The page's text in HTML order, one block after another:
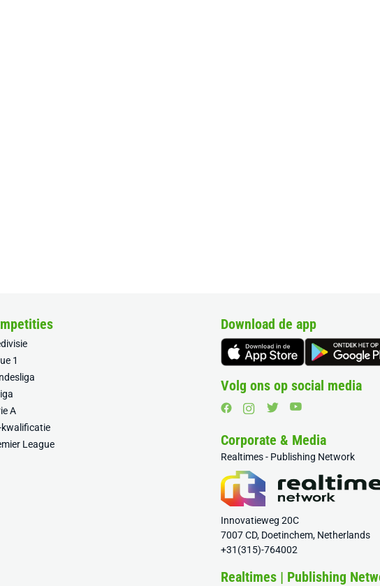
1
A
kwalificatie
League
Download de app
Volg ons op social media
Corporate & Media
Realtimes - Publishing Network
Innovatieweg 20C
7007 CD, Doetinchem, Netherlands
+31(315)-764002
Realtimes | Publishing